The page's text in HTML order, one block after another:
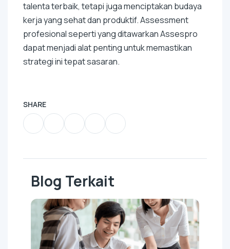
talenta terbaik, tetapi juga menciptakan budaya
kerja yang sehat dan produktif. Assessment
profesional seperti yang ditawarkan Assespro
dapat menjadi alat penting untuk memastikan
strategi ini tepat sasaran.
SHARE
Blog Terkait